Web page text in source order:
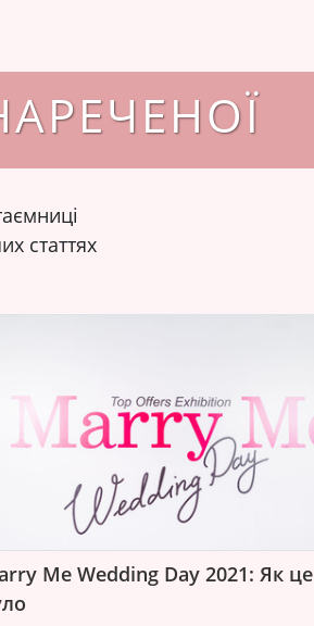
статтях
Me Wedding Day 2021: Як це